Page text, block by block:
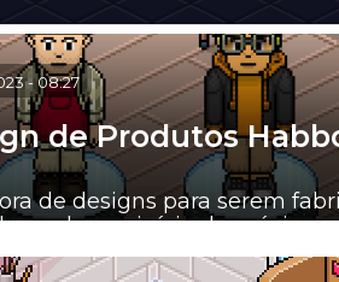
-08:27
de Produtos
de designs para serem
no início do próximo